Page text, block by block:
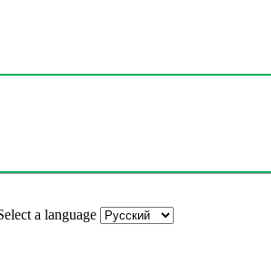
a language